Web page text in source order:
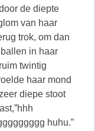
de diepte
van haar
trok, om dan
in haar
twintig
haar mond
diepe stoot
huhu.”